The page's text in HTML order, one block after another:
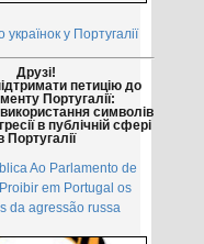
українок у Португалії
Друзі!
петицію до
Португалії:
символів
в публічній сфері
Португалії
Ao Parlamento de
em Portugal os
da agressão russa